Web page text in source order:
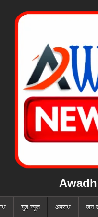
गुड न्यूज अपराध जन